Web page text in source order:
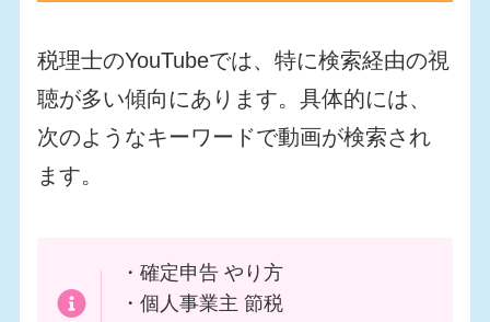
税理士のYouTubeでは、特に検索経由の視
聴が多い傾向にあります。具体的には、
次のようなキーワードで動画が検索され
ます。
・確定申告 やり方
・個人事業主 節税